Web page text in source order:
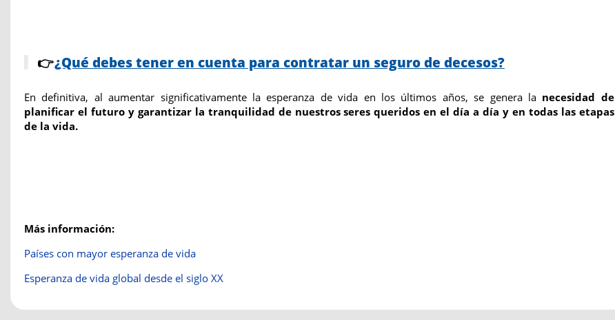
👉¿Qué debes tener en cuenta para contratar un seguro de decesos?
En definitiva, al aumentar significativamente la esperanza de vida en los últimos años, se genera la necesidad de
planificar el futuro y garantizar la tranquilidad de nuestros seres queridos en el día a día y en todas las etapas
de la vida.
Más información:
Países con mayor esperanza de vida
Esperanza de vida global desde el siglo XX